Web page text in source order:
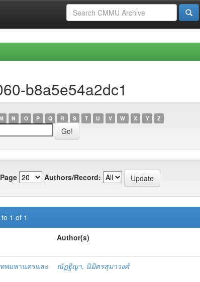
b8a5e54a2dc1
N O P Q R S T U V W X Y Z
Authors/Record:
1 of 1
Author(s)
พมหานครและ
ณัฏฐิญา, นิมิตรสุมาวงศ์